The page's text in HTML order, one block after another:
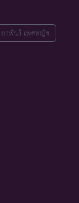
ภาพันธ์ เพศหญิง